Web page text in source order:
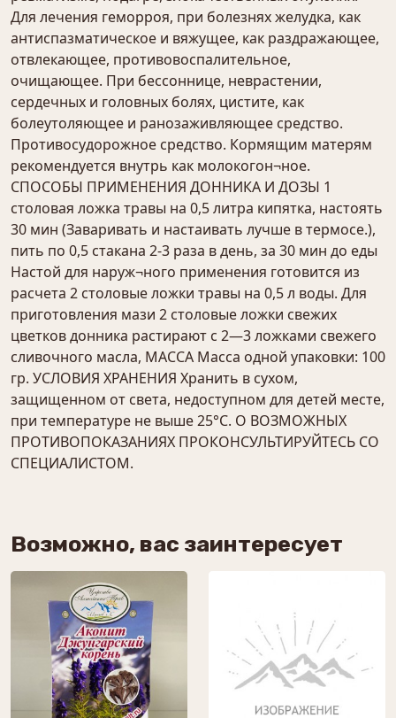
Для лечения геморроя, при болезнях желудка, как
антиспазматическое и вяжущее, как раздражающее,
отвлекающее, противовоспалительное,
очищающее. При бессоннице, неврастении,
сердечных и головных болях, цистите, как
болеутоляющее и ранозаживляющее средство.
Противосудорожное средство. Кормящим матерям
рекомендуется внутрь как молокогон¬ное.
СПОСОБЫ ПРИМЕНЕНИЯ ДОННИКА И ДОЗЫ 1
столовая ложка травы на 0,5 литра кипятка, настоять
30 мин (Заваривать и настаивать лучше в термосе.),
пить по 0,5 стакана 2-3 раза в день, за 30 мин до еды
Настой для наруж¬ного применения готовится из
расчета 2 столовые ложки травы на 0,5 л воды. Для
приготовления мази 2 столовые ложки свежих
цветков донника растирают с 2—3 ложками свежего
сливочного масла, МАССА Масса одной упаковки: 100
гр. УСЛОВИЯ ХРАНЕНИЯ Хранить в сухом,
защищенном от света, недоступном для детей месте,
при температуре не выше 25°С. О ВОЗМОЖНЫХ
ПРОТИВОПОКАЗАНИЯХ ПРОКОНСУЛЬТИРУЙТЕСЬ СО
СПЕЦИАЛИСТОМ.
Возможно, вас заинтересует